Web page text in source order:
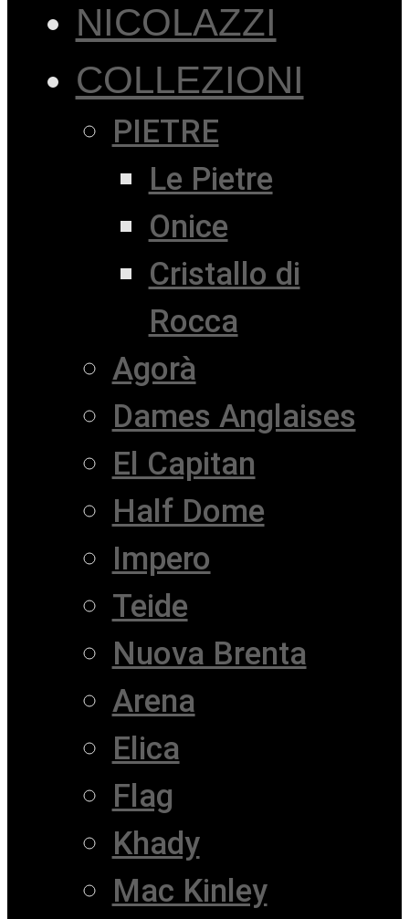
NICOLAZZI
COLLEZIONI
PIETRE
Le Pietre
Onice
Cristallo di
Rocca
Agorà
Dames Anglaises
El Capitan
Half Dome
Impero
Teide
Nuova Brenta
Arena
Elica
Flag
Khady
Mac Kinley